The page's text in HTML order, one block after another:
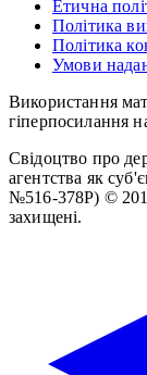
Етична
Політика
Політика
Умови
Використання
гіперпосилання
Свідоцтво про
агентства як
№516-378Р) ©
захищені.